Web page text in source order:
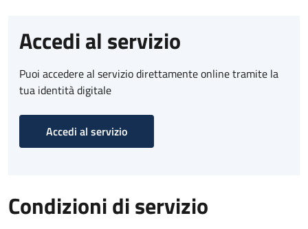
Accedi al servizio
Puoi accedere al servizio direttamente online tramite la
tua identità digitale
Accedi al servizio
Condizioni di servizio